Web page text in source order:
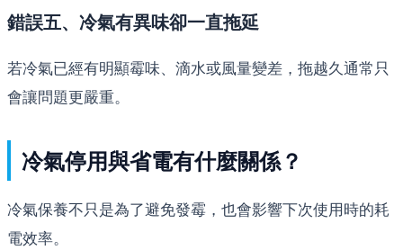
錯誤五、冷氣有異味卻一直拖延
若冷氣已經有明顯霉味、滴水或風量變差，拖越久通常只
會讓問題更嚴重。
冷氣停用與省電有什麼關係？
冷氣保養不只是為了避免發霉，也會影響下次使用時的耗
電效率。